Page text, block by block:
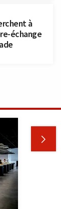
à
échange
